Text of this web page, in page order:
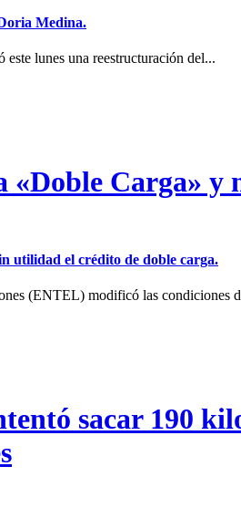
Medina.
lunes una reestructuración del...
Carga» y
utilidad el crédito de doble carga.
(ENTEL) modificó las condiciones
sacar 190